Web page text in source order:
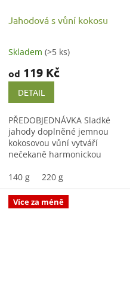
Jahodová s vůní kokosu
Skladem (>5 ks)
od 119 Kč
DETAIL
PŘEDOBJEDNÁVKA Sladké
jahody doplněné jemnou
kokosovou vůní vytváří
nečekaně harmonickou
letní dezerty a chvíle
pohody.
140 g 220 g
Více za méně